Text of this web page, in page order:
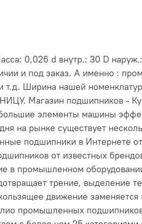
0,026 d внутр.: 30 D
и под заказ. А именно :
т.д. Ширина нашей
Магазин подшипников -
элементы машины
на рынке существует
подшипники в Интернете
от известных
в промышленном
трение, выделение
движение
промышленных